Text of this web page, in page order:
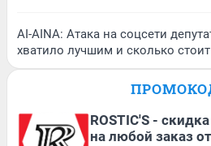
AI-AINA: Атака на соцсети
хватило лучшим и сколько стоит
ROSTIC'S -
на любой заказ